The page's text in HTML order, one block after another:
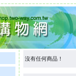
沒有任何商品！